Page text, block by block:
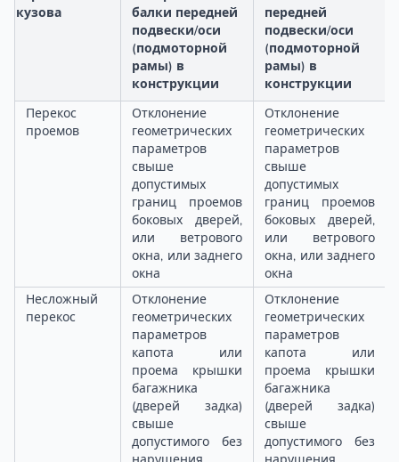
кузова
балки передней
подвески/оси
(подмоторной
рамы) в
конструкции
передней
подвески/оси
(подмоторной
рамы) в
конструкции
Перекос
проемов
Отклонение
геометрических
параметров
свыше
допустимых
границ проемов
боковых дверей,
или ветрового
окна, или заднего
окна
Отклонение
геометрических
параметров
свыше
допустимых
границ проемов
боковых дверей,
или ветрового
окна, или заднего
окна
Несложный
перекос
Отклонение
геометрических
параметров
капота или
проема крышки
багажника
(дверей задка)
свыше
допустимого без
Отклонение
геометрических
параметров
капота или
проема крышки
багажника
(дверей задка)
свыше
допустимого без